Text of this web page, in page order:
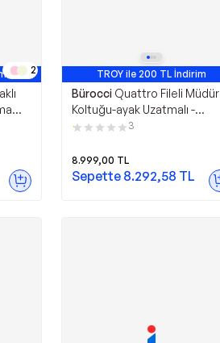
2 TROY ile 200 TL İndirim
Bürocci Quattro Fileli Müdür
Koltuğu-ayak Uzatmalı -
2350x0541 3
8.999,00 TL
Sepette 8.292,58 TL